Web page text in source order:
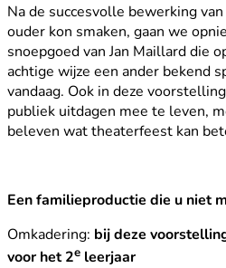
Na de succesvolle bewerking
ouder kon smaken, gaan we
snoepgoed van Jan Maillard die
achtige wijze een ander bekend
vandaag. Ook in deze
publiek uitdagen mee te leven,
beleven wat theaterfeest kan
Een familieproductie die u niet
Omkadering: bij deze
voor het 2e leerjaar